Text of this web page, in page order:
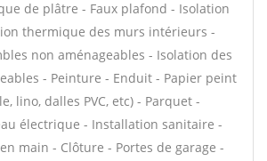
de plâtre - Faux plafond - Isolation
thermique des murs intérieurs -
non aménageables - Isolation des
- Peinture - Enduit - Papier peint
lino, dalles PVC, etc) - Parquet -
électrique - Installation sanitaire -
main - Clôture - Portes de garage -